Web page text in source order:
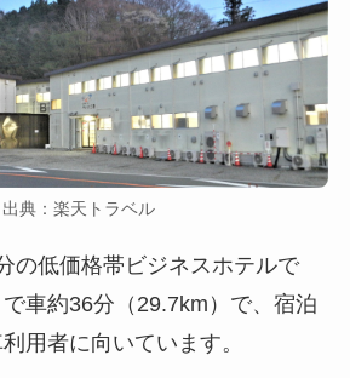
出典：楽天トラベル
の低価格帯ビジネスホテルで
車約36分（29.7km）で、宿泊
用者に向いています。